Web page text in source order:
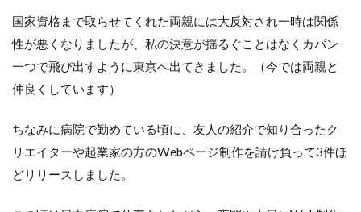
国家資格まで取らせてくれた両親には大反対され一時は関係
性が悪くなりましたが、私の決意が揺るぐことはなくカバン
一つで飛び出すように東京へ出てきました。（今では両親と
仲良くしています）
ちなみに病院で勤めている頃に、友人の紹介で知り合ったク
リエイターや起業家の方のWebページ制作を請け負って3件ほ
どリリースしました。